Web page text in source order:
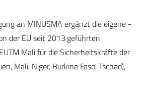
an MINUSMA ergänzt die eigene
der EU seit 2013 geführten
Mali für die Sicherheitskräfte der
Mali, Niger, Burkina Faso, Tschad),